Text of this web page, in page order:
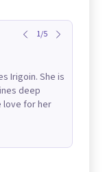
1/5
Irigoin. She is
deep
love for her